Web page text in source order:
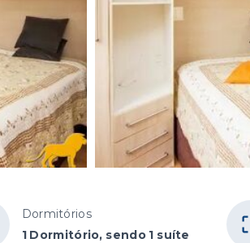
Dormitórios
1 Dormitório, sendo 1 suíte